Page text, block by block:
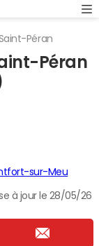
Péran
Péran
sur-Meu
à jour le 28/05/26